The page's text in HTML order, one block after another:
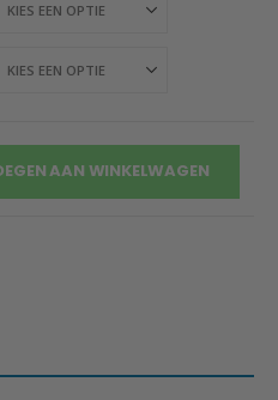
AAN WINKELWAGEN